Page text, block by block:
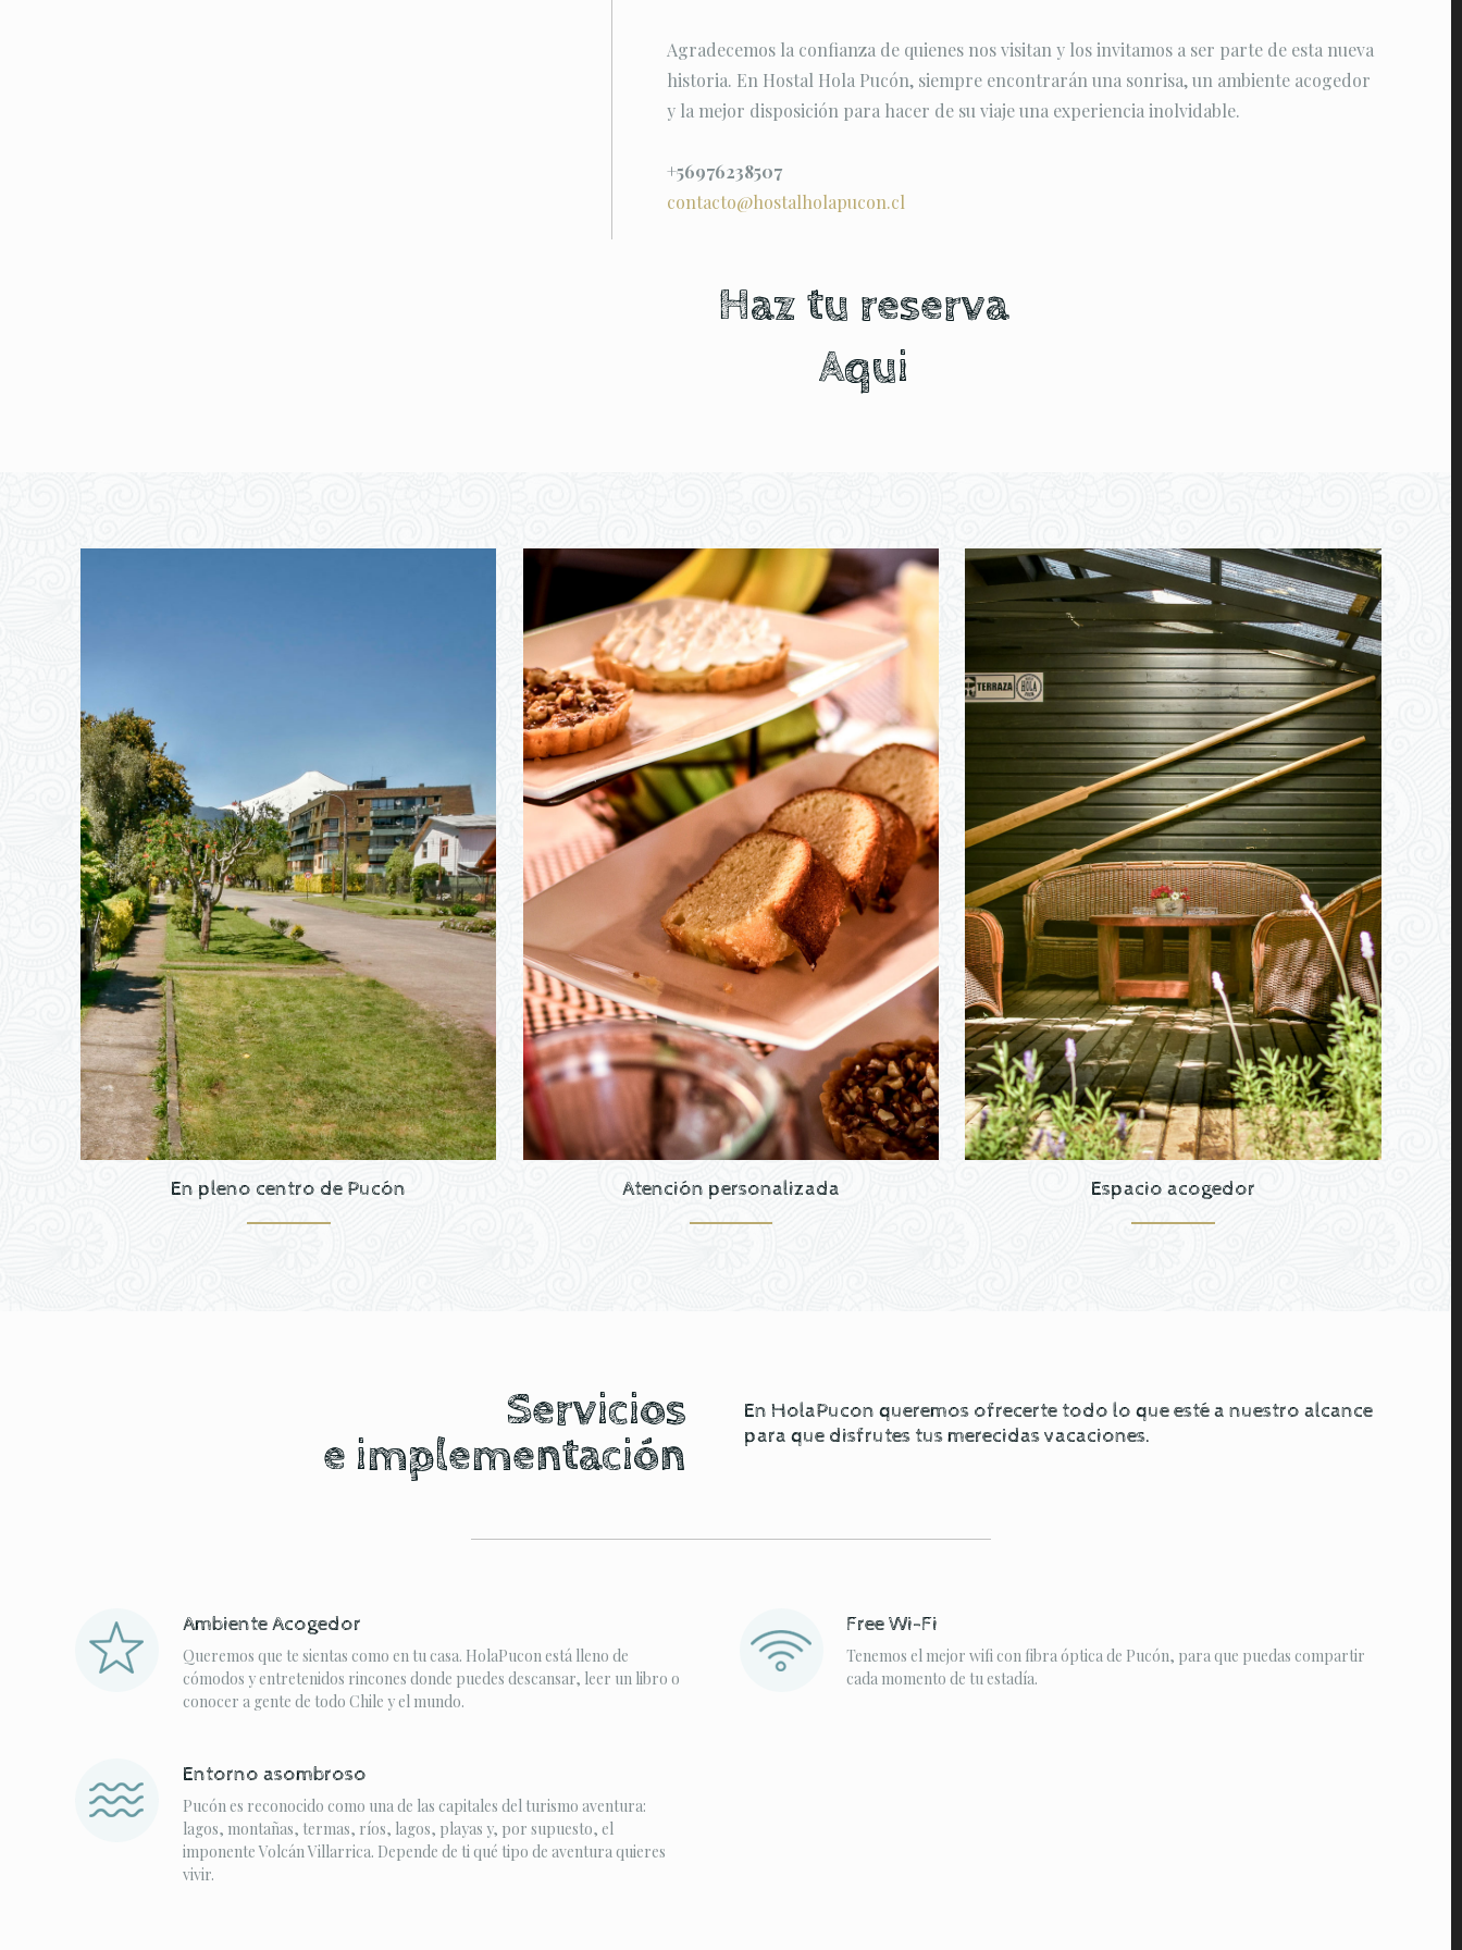
Agradecemos la confianza de quienes nos visitan y los invitamos a ser parte de esta nueva
historia. En Hostal Hola Pucón, siempre encontrarán una sonrisa, un ambiente acogedor
y la mejor disposición para hacer de su viaje una experiencia inolvidable.
+56976238507
contacto@hostalholapucon.cl
Haz tu reserva
Aqui
En pleno centro de Pucón Atención personalizada Espacio acogedor
Servicios
e implementación
En HolaPucon queremos ofrecerte todo lo que esté a nuestro alcance
para que disfrutes tus merecidas vacaciones.
Ambiente Acogedor
Queremos que te sientas como en tu casa. HolaPucon está lleno de
cómodos y entretenidos rincones donde puedes descansar, leer un libro o
conocer a gente de todo Chile y el mundo.
Entorno asombroso
Pucón es reconocido como una de las capitales del turismo aventura:
lagos, montañas, termas, ríos, lagos, playas y, por supuesto, el
imponente Volcán Villarrica. Depende de ti qué tipo de aventura quieres
vivir.
Free Wi-Fi
Tenemos el mejor wifi con fibra óptica de Pucón, para que puedas compartir
cada momento de tu estadía.